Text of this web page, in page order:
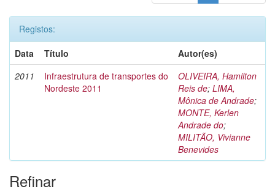
Registos:
Data
Título
Autor(es)
2011
Infraestrutura de transportes do
Nordeste 2011
OLIVEIRA, Hamilton
Reis de; LIMA,
Mônica de Andrade;
MONTE, Kerlen
Andrade do;
MILITÃO, Vivianne
Benevides
Refinar